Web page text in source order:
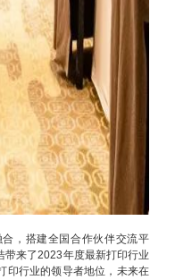
，搭建全国合作伙伴交流平
带来了2023年度最新打印行业
印行业的领导者地位，未来在